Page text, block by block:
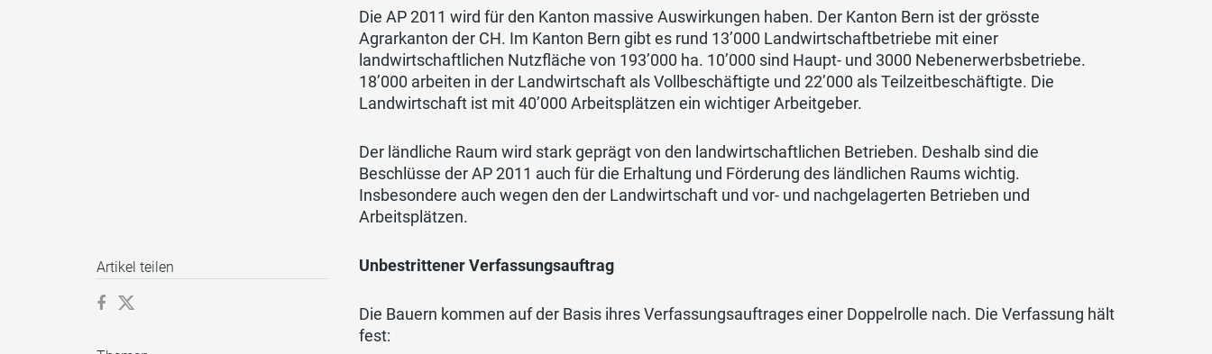
Die AP 2011 wird für den Kanton massive Auswirkungen haben. Der Kanton Bern ist der grösste
Agrarkanton der CH. Im Kanton Bern gibt es rund 13’000 Landwirtschaftbetriebe mit einer
landwirtschaftlichen Nutzfläche von 193’000 ha. 10’000 sind Haupt- und 3000 Nebenerwerbsbetriebe.
18’000 arbeiten in der Landwirtschaft als Vollbeschäftigte und 22’000 als Teilzeitbeschäftigte. Die
Landwirtschaft ist mit 40’000 Arbeitsplätzen ein wichtiger Arbeitgeber.
Der ländliche Raum wird stark geprägt von den landwirtschaftlichen Betrieben. Deshalb sind die
Beschlüsse der AP 2011 auch für die Erhaltung und Förderung des ländlichen Raums wichtig.
Insbesondere auch wegen den der Landwirtschaft und vor- und nachgelagerten Betrieben und
Arbeitsplätzen.
Unbestrittener Verfassungsauftrag
Die Bauern kommen auf der Basis ihres Verfassungsauftrages einer Doppelrolle nach. Die Verfassung hält
fest:
Artikel teilen